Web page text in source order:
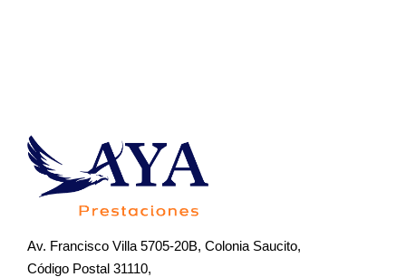
Av. Francisco Villa 5705-20B, Colonia Saucito,
Código Postal 31110,